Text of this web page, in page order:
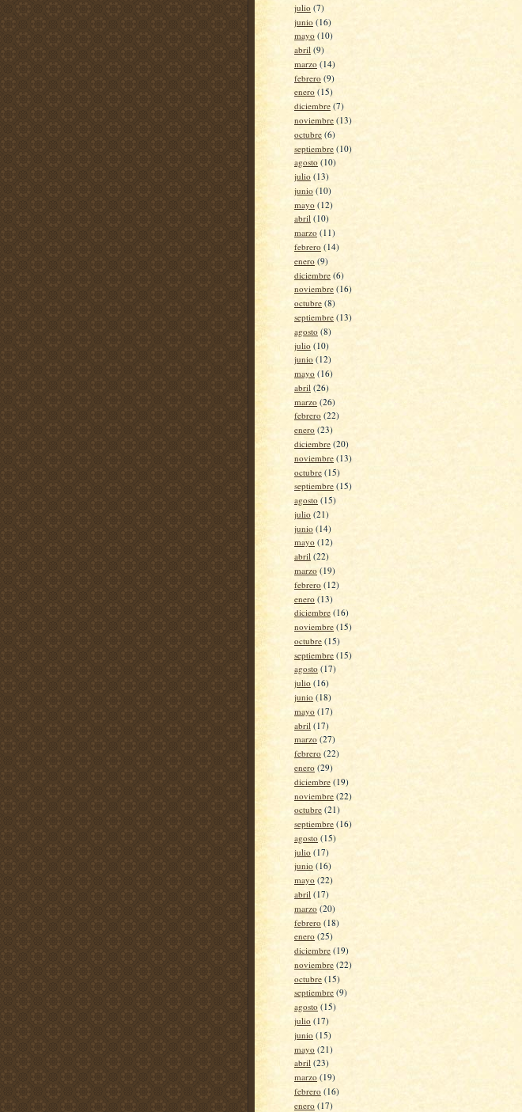
julio (7)
junio (16)
mayo (10)
abril (9)
marzo (14)
febrero (9)
enero (15)
diciembre (7)
noviembre (13)
octubre (6)
septiembre (10)
agosto (10)
julio (13)
junio (10)
mayo (12)
abril (10)
marzo (11)
febrero (14)
enero (9)
diciembre (6)
noviembre (16)
octubre (8)
septiembre (13)
agosto (8)
julio (10)
junio (12)
mayo (16)
abril (26)
marzo (26)
febrero (22)
enero (23)
diciembre (20)
noviembre (13)
octubre (15)
septiembre (15)
agosto (15)
julio (21)
junio (14)
mayo (12)
abril (22)
marzo (19)
febrero (12)
enero (13)
diciembre (16)
noviembre (15)
octubre (15)
septiembre (15)
agosto (17)
julio (16)
junio (18)
mayo (17)
abril (17)
marzo (27)
febrero (22)
enero (29)
diciembre (19)
noviembre (22)
octubre (21)
septiembre (16)
agosto (15)
julio (17)
junio (16)
mayo (22)
abril (17)
marzo (20)
febrero (18)
enero (25)
diciembre (19)
noviembre (22)
octubre (15)
septiembre (9)
agosto (15)
julio (17)
junio (15)
mayo (21)
abril (23)
marzo (19)
febrero (16)
enero (17)